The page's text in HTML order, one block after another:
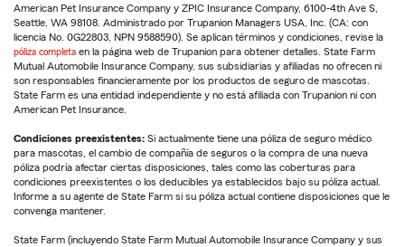
American Pet Insurance Company y ZPIC Insurance Company, 6100-4th Ave S,
Seattle, WA 98108. Administrado por Trupanion Managers USA, Inc. (CA: con
licencia No. 0G22803, NPN 9588590). Se aplican términos y condiciones, revise la
póliza completa en la página web de Trupanion para obtener detalles. State Farm
Mutual Automobile Insurance Company, sus subsidiarias y afiliadas no ofrecen ni
son responsables financieramente por los productos de seguro de mascotas.
State Farm es una entidad independiente y no está afiliada con Trupanion ni con
American Pet Insurance.
Condiciones preexistentes: Si actualmente tiene una póliza de seguro médico
para mascotas, el cambio de compañía de seguros o la compra de una nueva
póliza podría afectar ciertas disposiciones, tales como las coberturas para
condiciones preexistentes o los deducibles ya establecidos bajo su póliza actual.
Informe a su agente de State Farm si su póliza actual contiene disposiciones que le
convenga mantener.
State Farm (incluyendo State Farm Mutual Automobile Insurance Company y sus